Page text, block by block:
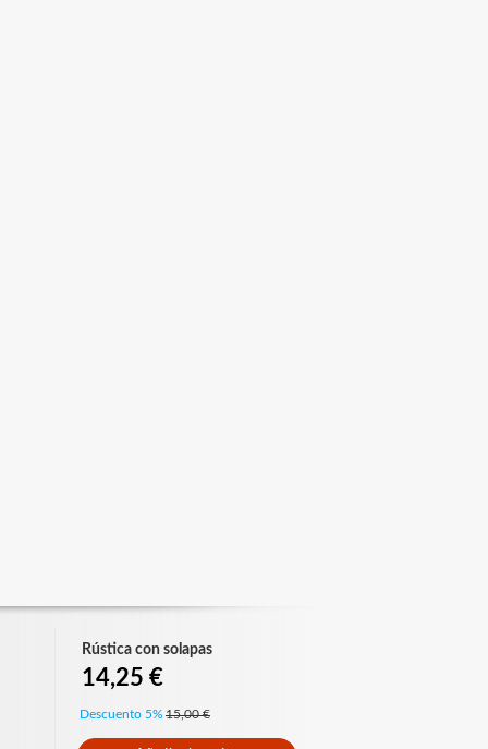
Rústica con solapas
14,25 €
Descuento 5% 15,00 €